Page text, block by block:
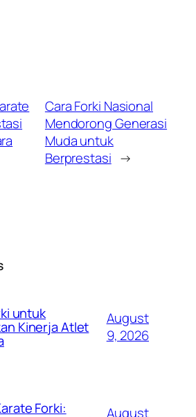
Cara Forki Nasional
Mendorong Generasi
Muda untuk
Berprestasi →
untuk
Kinerja Atlet
August
9, 2026
Forki:
August